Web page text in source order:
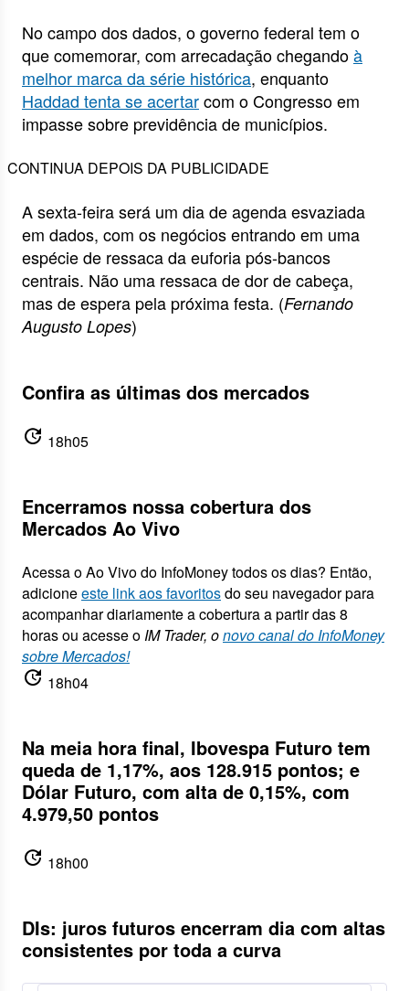
No campo dos dados, o governo federal tem o
que comemorar, com arrecadação chegandoà
melhor marca da série histórica, enquanto
Haddad tenta se acertarcom o Congresso em
impasse sobre previdência de municípios.
CONTINUA DEPOIS DA PUBLICIDADE
A sexta-feira será um dia de agenda esvaziada
em dados, com os negócios entrando em uma
espécie de ressaca da euforia pós-bancos
centrais. Não uma ressaca de dor de cabeça,
mas de espera pela próxima festa. (Fernando
Augusto Lopes)
Confira as últimas dos mercados
update 18h05
Encerramos nossa cobertura dos
Mercados Ao Vivo
Acessa o Ao Vivo do InfoMoney todos os dias? Então,
adicioneeste link aos favoritosdo seu navegador para
acompanhar diariamente a cobertura a partir das 8
horas ou acesse oIM Trader, onovo canal do InfoMoney
sobre Mercados!
update 18h04
Na meia hora final, Ibovespa Futuro tem
queda de 1,17%, aos 128.915 pontos; e
Dólar Futuro, com alta de 0,15%, com
4.979,50 pontos
update 18h00
DIs: juros futuros encerram dia com altas
consistentes por toda a curva